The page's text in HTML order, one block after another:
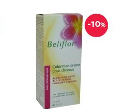
-10%